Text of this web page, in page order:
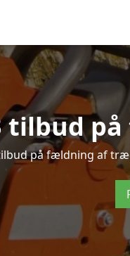
tilbud
på fældning af